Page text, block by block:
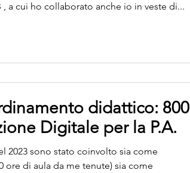
a cui ho collaborato anche io in veste di...
didattico: 800
Digitale per la P.A.
2023 sono stato coinvolto sia come
di aula da me tenute) sia come